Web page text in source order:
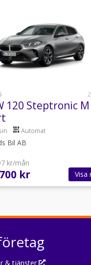
120 Steptronic M
Automat
Bil AB
kr/mån
kr Visa
& tjänster